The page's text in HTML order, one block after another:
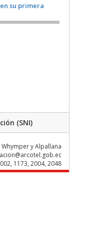
(SNI)
y Alpallana
1173, 2004, 2048